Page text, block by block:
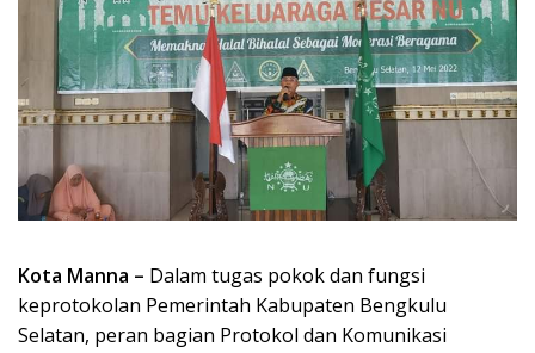
Kota Manna – Dalam tugas pokok dan fungsi
keprotokolan Pemerintah Kabupaten Bengkulu
Selatan, peran bagian Protokol dan Komunikasi